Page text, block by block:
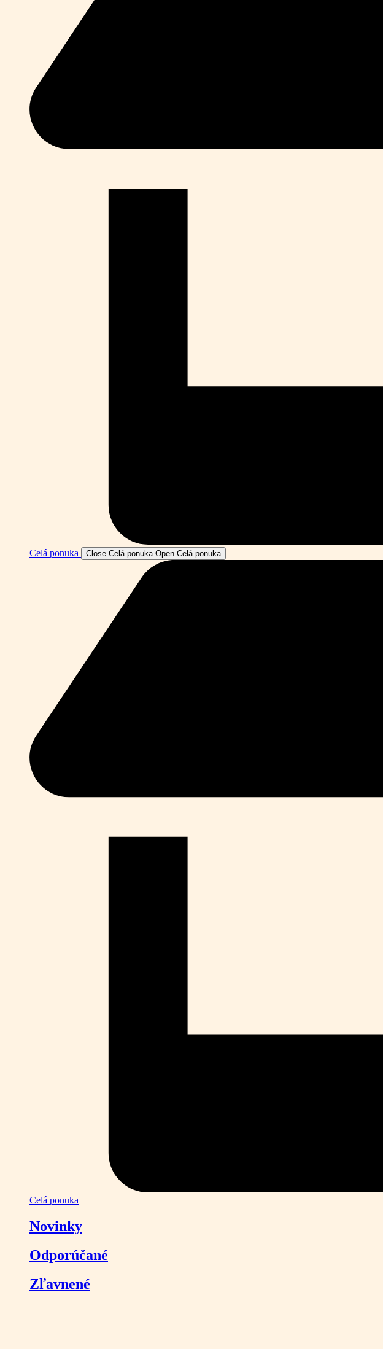
Celá ponuka Close Celá ponuka Open Celá ponuka
Celá ponuka
Novinky
Odporúčané
Zľavnené